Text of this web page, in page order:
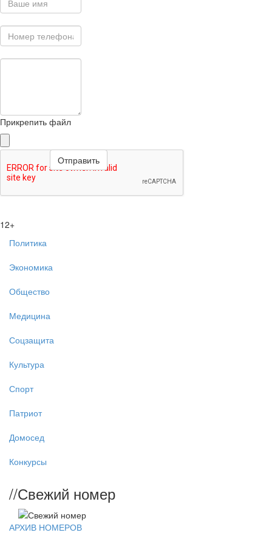
Прикрепить файл
12+
Политика
Экономика
Общество
Медицина
Соцзащита
Культура
Спорт
Патриот
Домосед
Конкурсы
//Свежий номер
АРХИВ НОМЕРОВ